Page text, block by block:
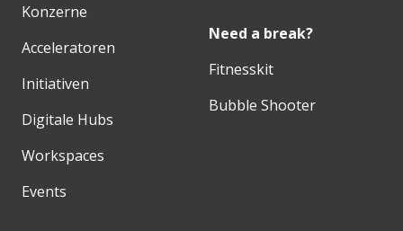
Konzerne
Acceleratoren
Initiativen
Digitale Hubs
Workspaces
Events
Need a break?
Fitnesskit
Bubble Shooter